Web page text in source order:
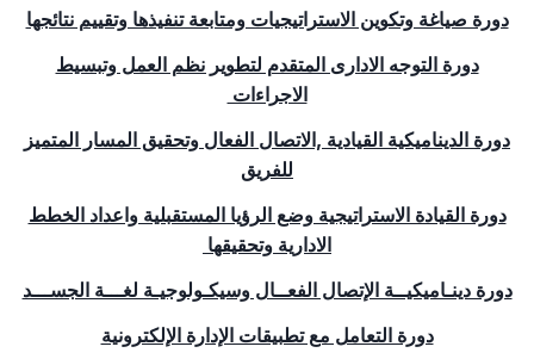
دورة صياغة وتكوين الاستراتيجيات ومتابعة تنفيذها وتقييم نتائجها
دورة التوجه الادارى المتقدم لتطوير نظم العمل وتبسيط
الاجراءات
دورة الديناميكية القيادية ,الاتصال الفعال وتحقيق المسار المتميز
للفريق
دورة القيادة الاستراتيجية وضع الرؤيا المستقبلية واعداد الخطط
الادارية وتحقيقها
دورة دينـاميكيــة الإتصال الفعــال وسيكـولوجيـة لغـــة الجســـد
دورة التعامل مع تطبيقات الإدارة الإلكترونية